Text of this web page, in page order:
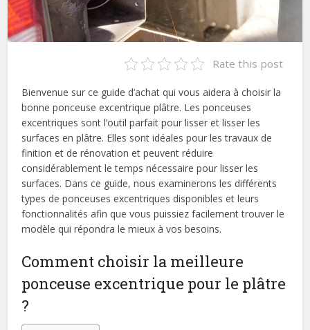
Rate this post
Bienvenue sur ce guide d’achat qui vous aidera à choisir la
bonne ponceuse excentrique plâtre. Les ponceuses
excentriques sont l’outil parfait pour lisser et lisser les
surfaces en plâtre. Elles sont idéales pour les travaux de
finition et de rénovation et peuvent réduire
considérablement le temps nécessaire pour lisser les
surfaces. Dans ce guide, nous examinerons les différents
types de ponceuses excentriques disponibles et leurs
fonctionnalités afin que vous puissiez facilement trouver le
modèle qui répondra le mieux à vos besoins.
Comment choisir la meilleure
ponceuse excentrique pour le plâtre
?